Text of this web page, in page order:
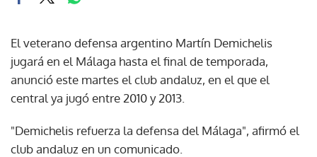
El veterano defensa argentino Martín Demichelis
jugará en el Málaga hasta el final de temporada,
anunció este martes el club andaluz, en el que el
central ya jugó entre 2010 y 2013.
"Demichelis refuerza la defensa del Málaga", afirmó el
club andaluz en un comunicado.